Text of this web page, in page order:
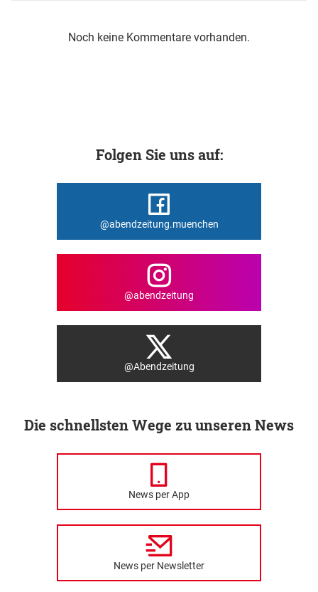
Noch keine Kommentare vorhanden.
Folgen Sie uns auf:
@abendzeitung.muenchen
@abendzeitung
@Abendzeitung
Die schnellsten Wege zu unseren News
News per App
News per Newsletter